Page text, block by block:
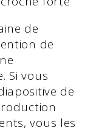
de
de
Si vous
de
vous les